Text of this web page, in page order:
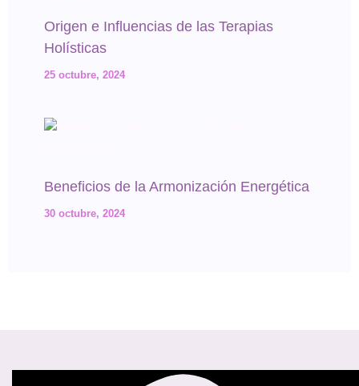
Origen e Influencias de las Terapias
Holísticas
25 octubre, 2024
Beneficios de la Armonización Energética
30 octubre, 2024